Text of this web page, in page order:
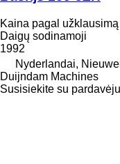
Kaina pagal užklausimą
Daigų sodinamoji
1992
Nyderlandai,
Duijndam Machines
Susisiekite su pardavėju